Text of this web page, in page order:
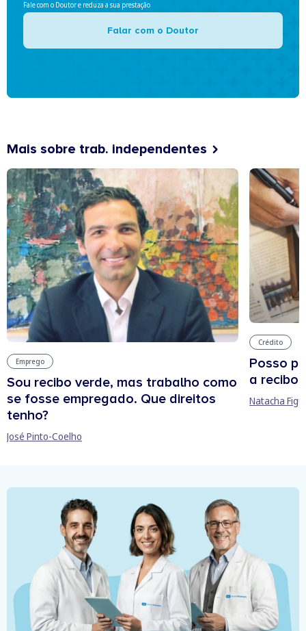
Fale com o Doutor e reduza a sua prestação
Falar com o Doutor
Mais sobre trab. independentes
Emprego
Sou recibo verde, mas trabalho como
se fosse empregado. Que direitos
tenho?
José Pinto-Coelho
Crédito
Posso
a
Natacha